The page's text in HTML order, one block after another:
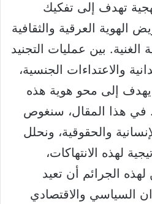
تهدف إلى تفكيك
الهوية العرقية والثقافية
الغنية. بين عمليات التجنيد
والاعتداءات الجنسية،
إلى محو هوية هذه
في هذا المقال، سنغوص
والحقوقية، ونحلل
لهذه الانتهاكات،
الجرائم أن تعيد
السياسي والاقتصادي